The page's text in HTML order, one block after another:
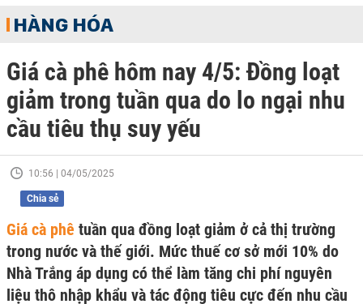
HÀNG HÓA
Giá cà phê hôm nay 4/5: Đồng loạt
giảm trong tuần qua do lo ngại nhu
cầu tiêu thụ suy yếu
10:56 | 04/05/2025
Chia sẻ
Giá cà phê tuần qua đồng loạt giảm ở cả thị trường
trong nước và thế giới. Mức thuế cơ sở mới 10% do
Nhà Trắng áp dụng có thể làm tăng chi phí nguyên
liệu thô nhập khẩu và tác động tiêu cực đến nhu cầu